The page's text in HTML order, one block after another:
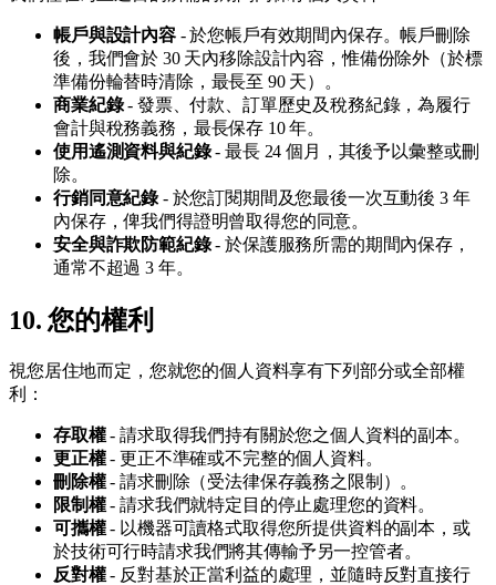
帳戶與設計內容- 於您帳戶有效期間內保存。帳戶刪除
後，我們會於 30 天內移除設計內容，惟備份除外（於標
準備份輪替時清除，最長至 90 天）。
商業紀錄- 發票、付款、訂單歷史及稅務紀錄，為履行
會計與稅務義務，最長保存 10 年。
使用遙測資料與紀錄- 最長 24 個月，其後予以彙整或刪
除。
行銷同意紀錄- 於您訂閱期間及您最後一次互動後 3 年
內保存，俾我們得證明曾取得您的同意。
安全與詐欺防範紀錄- 於保護服務所需的期間內保存，
通常不超過 3 年。
10. 您的權利
視您居住地而定，您就您的個人資料享有下列部分或全部權
利：
存取權- 請求取得我們持有關於您之個人資料的副本。
更正權- 更正不準確或不完整的個人資料。
刪除權- 請求刪除（受法律保存義務之限制）。
限制權- 請求我們就特定目的停止處理您的資料。
可攜權- 以機器可讀格式取得您所提供資料的副本，或
於技術可行時請求我們將其傳輸予另一控管者。
反對權- 反對基於正當利益的處理，並隨時反對直接行